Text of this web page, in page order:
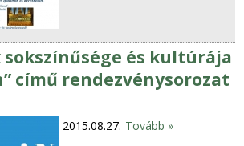
és kultúrája
című rendezvénysorozat
2015.08.27. Tovább »